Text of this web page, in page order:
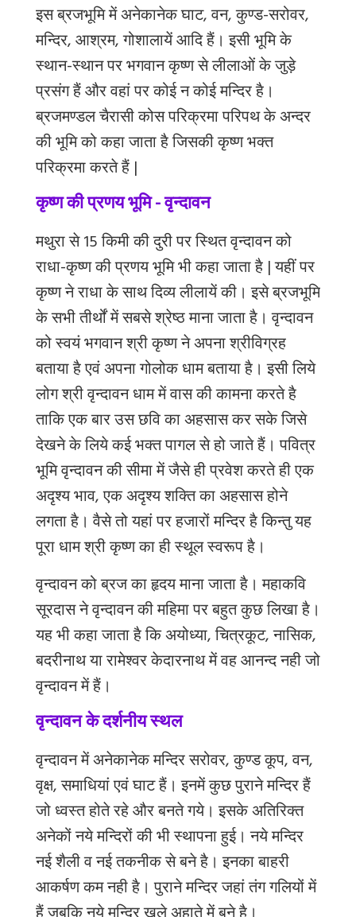
इसब्रजभूमिमेंअनेकानेकघाट,वन,कुण्ड-सरोवर,
मन्दिर,आश्रम,गोशालायेंआदिहैं। इसीभूमिके
स्थान-स्थानपरभगवानकृष्णसेलीलाओंकेजुड़े
प्रसंगहैंऔरवहांपरकोईनकोईमन्दिरहै।
ब्रजमण्डलचैरासीकोसपरिक्रमापरिपथकेअन्दर
कीभूमिकोकहाजाताहैजिसकीकृष्णभक्त
परिक्रमाकरतेहैं|
कृष्ण की प्रणय भूमि - वृन्दावन
मथुरासे15किमीकीदुरीपरस्थितवृन्दावनको
राधा-कृष्णकीप्रणयभूमिभीकहाजाताहै|यहींपर
कृष्णनेराधाकेसाथदिव्यलीलायेंकी। इसेब्रजभूमि
केसभीतीर्थोंमेंसबसेश्रेष्ठमानाजाताहै। वृन्दावन
कोस्वयंभगवानश्रीकृष्णनेअपनाश्रीविग्रह
बतायाहैएवंअपनागोलोकधामबतायाहै। इसीलिये
लोगश्रीवृन्दावनधाममेंवासकीकामनाकरतेहै
ताकिएकबारउसछविकाअहसासकरसकेजिसे
देखनेकेलियेकईभक्तपागलसेहोजातेहैं। पवित्र
भूमिवृन्दावनकीसीमामेंजैसेहीप्रवेशकरतेहीएक
अदृश्यभाव,एकअदृश्यशक्तिकाअहसासहोने
लगताहै। वैसेतोयहांपरहजारोंमन्दिरहैकिन्तुयह
पूराधामश्रीकृष्णकाहीस्थूलस्वरूपहै।
वृन्दावनकोब्रजकाहृदयमानाजाताहै। महाकवि
सूरदासनेवृन्दावनकीमहिमापरबहुतकुछलिखाहै।
यहभीकहाजाताहैकिअयोध्या,चित्रकूट,नासिक,
बदरीनाथयारामेश्वरकेदारनाथमेंवहआनन्दनहीजो
वृन्दावनमेंहैं।
वृन्दावन के दर्शनीय स्थल
वृन्दावनमेंअनेकानेकमन्दिरसरोवर,कुण्डकूप,वन,
वृक्ष,समाधियांएवंघाटहैं। इनमेंकुछपुरानेमन्दिरहैं
जोध्वस्तहोतेरहेऔरबनतेगये। इसकेअतिरिक्त
अनेकोंनयेमन्दिरोंकीभीस्थापनाहुई। नयेमन्दिर
नईशैलीवनईतकनीकसेबनेहै। इनकाबाहरी
आकर्षणकमनहीहै। पुरानेमन्दिरजहांतंगगलियोंमें